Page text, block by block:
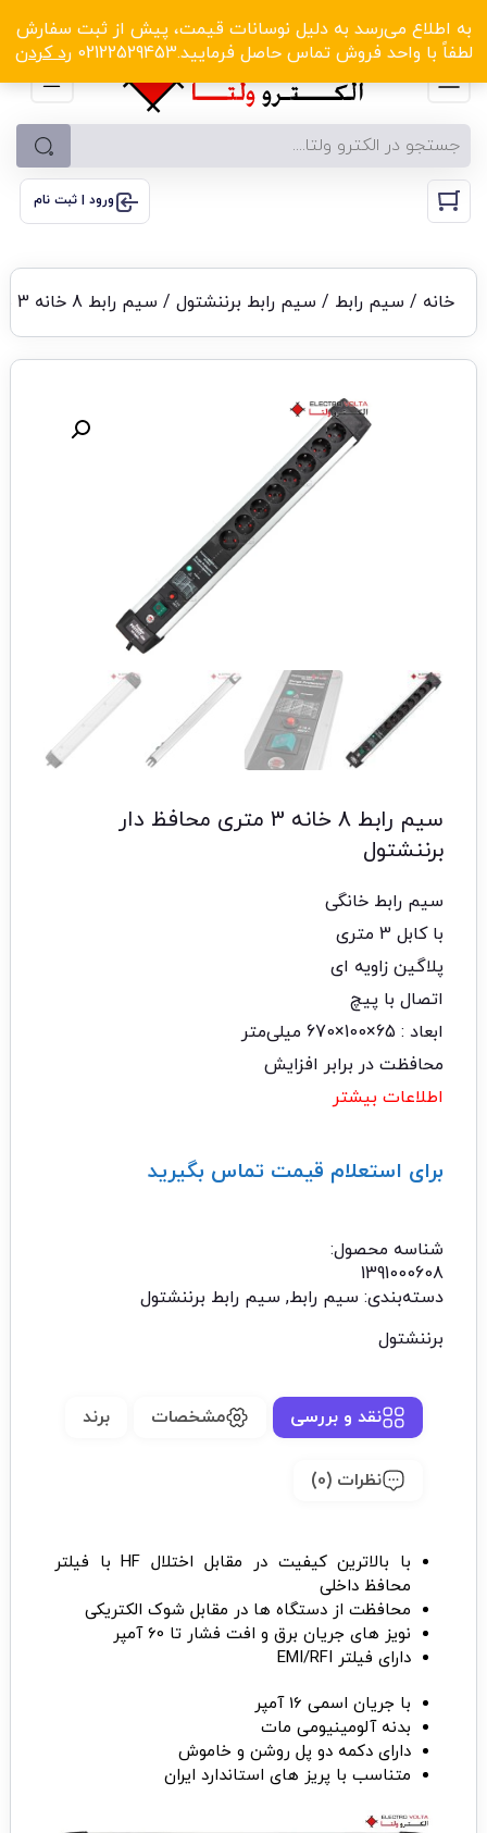
به اطلاع می‌رسد به دلیل نوسانات قیمت، پیش از ثبت سفارش
لطفاً با واحد فروش تماس حاصل فرمایید.02122529453
رد کردن
الکترو ولتا با تخفیف‌های شگفت‌انگیز! کلیک کنید
ورود | ثبت نام
خانه / سیم رابط / سیم رابط برننشتول/ سیم رابط 8 خانه 3 متری محافظ دار برننشتول
سیم رابط 8 خانه 3 متری محافظ دار
برننشتول
سیم رابط خانگی
با کابل 3 متری
پلاگین زاویه ای
اتصال با پیچ
ابعاد : 65×100×670 میلی‌متر
محافظت در برابر افزایش
اطلاعات بیشتر
برای استعلام قیمت تماس بگیرید
شناسه محصول:
1391000608
دسته‌بندی: سیم رابط, سیم رابط برننشتول
برننشتول
نقد و بررسی مشخصات برند
نظرات (0)
با بالاترین کیفیت در مقابل اختلال HF با فیلتر
محافظ داخلی
محافظت از دستگاه ها در مقابل شوک الکتریکی
نویز های جریان برق و افت فشار تا 60 آمپر
دارای فیلتر EMI/RFI
با جریان اسمی 16 آمپر
بدنه آلومینیومی مات
دارای دکمه دو پل روشن و خاموش
متناسب با پریز های استاندارد ایران